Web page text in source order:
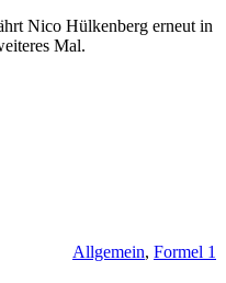
Nico Hülkenberg erneut in
Mal.
Allgemein, Formel 1